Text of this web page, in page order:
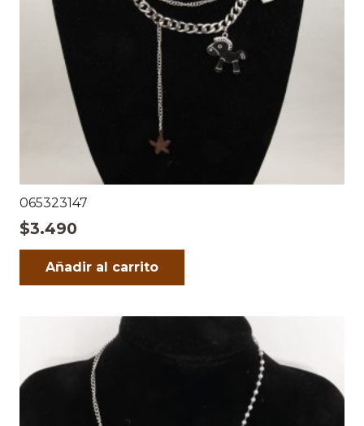
065323147
$3.490
Añadir al carrito